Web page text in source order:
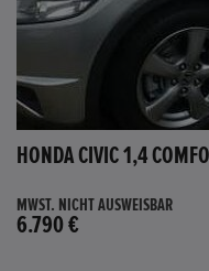
HONDA CIVIC 1,4
MWST. NICHT AUSWEISBAR
6.790 €